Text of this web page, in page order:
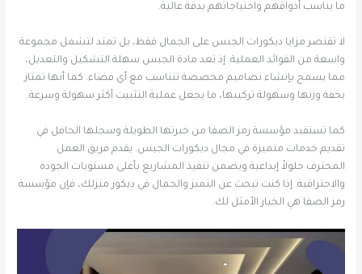
ما يناسب أذواقهم واحتياجاتهم بدقة عالية.
لا تقتصر مزايا ديكورات الجبس على الجمال فقط، بل تمتد لتشمل مجموعة
واسعة من الفوائد العملية. إذ تعد مادة الجبس سهلة التشكيل والتعديل،
مما يسمح بإنشاء تصاميم مخصصة تتناسب مع أي فضاء. كما أنها تمتاز
بخفة وزنها وسهولة تركيبها، ما يجعل عملية التثبيت أكثر سهولة وسرعة.
كما تستفيد مؤسسة رمز الصفا من خبرتها الطويلة وسجلها الحافل في
تقديم خدمات متميزة في مجال ديكورات الجبس. يقدم فريق العمل
المحترف حلولاً إبداعية ويضمن تنفيذ المشاريع بأعلى مستويات الجودة
والاحترافية. إذا كنت تبحث عن التميز والجمال في ديكور منزلك، فإن مؤسسة
رمز الصفا هي الخيار الأمثل لك.